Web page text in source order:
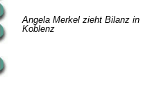
Angela Merkel zieht Bilanz in
Koblenz